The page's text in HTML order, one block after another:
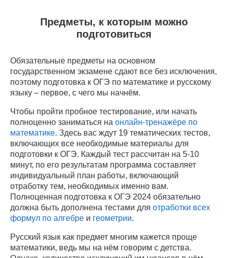
Предметы, к которым можно
подготовиться
Обязательные предметы на основном
государственном экзамене сдают все без исключения,
поэтому подготовка к ОГЭ по математике и русскому
языку – первое, с чего мы начнём.
Чтобы пройти пробное тестирование, или начать
полноценно заниматься на онлайн-тренажёре по
математике. Здесь вас ждут 19 тематических тестов,
включающих все необходимые материалы для
подготовки к ОГЭ. Каждый тест рассчитан на 5-10
минут, по его результатам программа составляет
индивидуальный план работы, включающий
отработку тем, необходимых именно вам.
Полноценная подготовка к ОГЭ 2024 обязательно
должна быть дополнена тестами для отработки всех
формул по алгебре и геометрии.
Русский язык как предмет многим кажется проще
математики, ведь мы на нём говорим с детства.